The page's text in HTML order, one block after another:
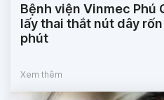
Bệnh viện Vinmec Phú
lấy thai thắt nút dây
phút
Xem thêm